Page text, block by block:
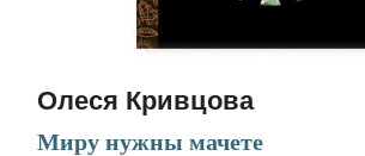
Олеся Кривцова
Миру нужны мачете